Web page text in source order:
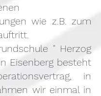
wie z.B. zum
" Herzog
Eisenberg besteht
in
wir einmal in